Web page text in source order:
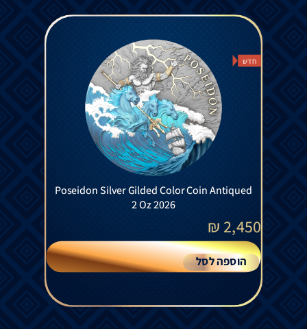
חדש
Poseidon Silver Gilded Color Coin Antiqued
2 Oz 2026
2,450
₪
הוספה לסל